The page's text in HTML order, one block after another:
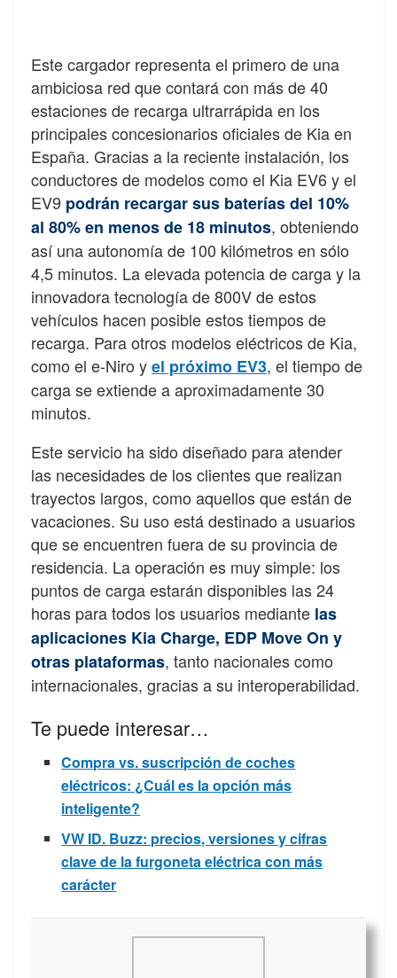
Este cargador representa el primero de una
ambiciosa red que contará con más de 40
estaciones de recarga ultrarrápida en los
principales concesionarios oficiales de Kia en
España. Gracias a la reciente instalación, los
conductores de modelos como el Kia EV6 y el
EV9 podrán recargar sus baterías del 10%
al 80% en menos de 18 minutos, obteniendo
así una autonomía de 100 kilómetros en sólo
4,5 minutos. La elevada potencia de carga y la
innovadora tecnología de 800V de estos
vehículos hacen posible estos tiempos de
recarga. Para otros modelos eléctricos de Kia,
como el e-Niro yel próximo EV3, el tiempo de
carga se extiende a aproximadamente 30
minutos.
Este servicio ha sido diseñado para atender
las necesidades de los clientes que realizan
trayectos largos, como aquellos que están de
vacaciones. Su uso está destinado a usuarios
que se encuentren fuera de su provincia de
residencia. La operación es muy simple: los
puntos de carga estarán disponibles las 24
horas para todos los usuarios mediante las
aplicaciones Kia Charge, EDP Move On y
otras plataformas, tanto nacionales como
internacionales, gracias a su interoperabilidad.
Te puede interesar…
Compra vs. suscripción de coches
eléctricos: ¿Cuál es la opción más
inteligente?
VW ID. Buzz: precios, versiones y cifras
clave de la furgoneta eléctrica con más
carácter